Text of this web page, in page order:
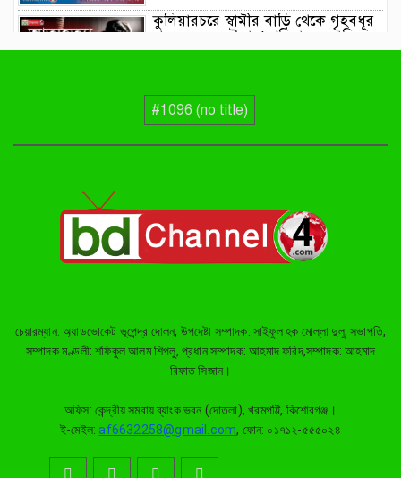
কুলিয়ারচরে স্বামীর বাড়ি থেকে গৃহবধূর
ঝুলন্ত মরদেহ উদ্ধার! পরিবারের দাবি
স্বামীর পরকীয়ার জেরে এ হত্যা
পাকুন্দিয়ায় যাত্রীবাহী বাসের ধাক্কায়
অটোরিক্সার দুই যাত্রী নিহত, আহত
রোপিত হলো ৫ শতাধিক গাছ
বাবার মত ছেলের জীবনও কেড়ে নিল
ব্রহ্মপুত্র নদে নিখোঁজ কৃষকের সন্ধান
মেলেনি, দুই দিনের উদ্ধার অভিযান
ঈশ্বরগঞ্জে বাড়ি ঘরে হামলা ভাংচুর,
#1096 (no title)
চেয়ারম্যান: অ্যাডভোকেট ভূপেন্দ্র দোলন, উপদেষ্টা সম্পাদক: সাইফুল হক মোল্লা দুলু, সভাপতি,
সম্পাদক মণ্ডলী: শফিকুল আলম শিপলু, প্রধান সম্পাদক: আহমাদ ফরিদ,সম্পাদক: আহমাদ
রিফাত সিজান।
অফিস: কেন্দ্রীয় সমবায় ব্যাংক ভবন (দোতলা), খরমপট্টি, কিশোরগঞ্জ।
ই-মেইল:af6632258@gmail.com, ফোন: ০১৭১২-৫৫৫০২৪